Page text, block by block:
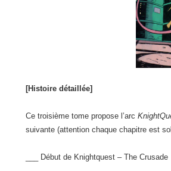
[Histoire détaillée]
Ce troisième tome propose l’arc
suivante (attention chaque chapitre est
___ Début de Knightquest – The Crusade